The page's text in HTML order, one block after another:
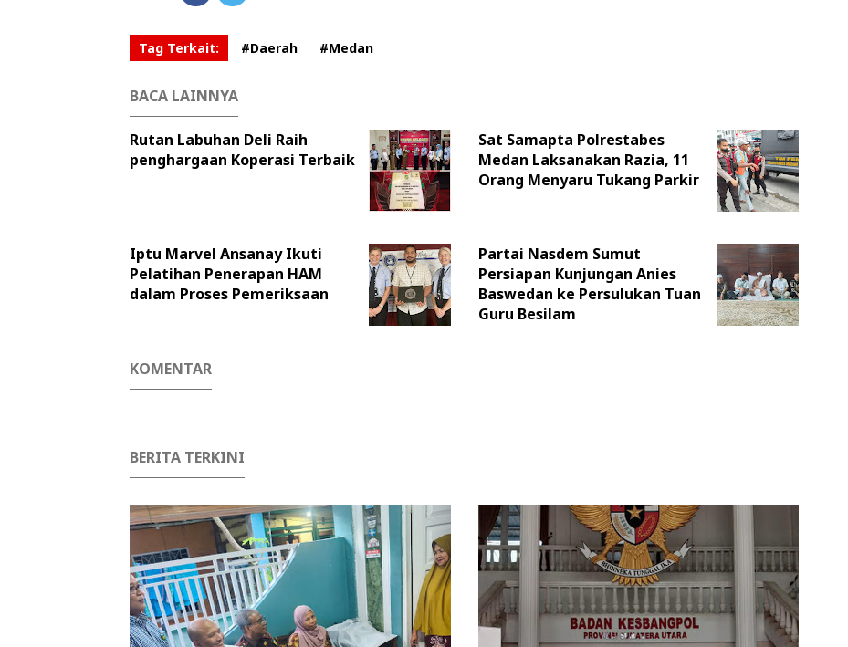
Tag Terkait: #Daerah #Medan
BACA LAINNYA
Rutan Labuhan Deli Raih
penghargaan Koperasi Terbaik
Sat Samapta Polrestabes
Medan Laksanakan Razia, 11
Orang Menyaru Tukang Parkir
Iptu Marvel Ansanay Ikuti
Pelatihan Penerapan HAM
dalam Proses Pemeriksaan
Partai Nasdem Sumut
Persiapan Kunjungan Anies
Baswedan ke Persulukan Tuan
Guru Besilam
KOMENTAR
BERITA TERKINI